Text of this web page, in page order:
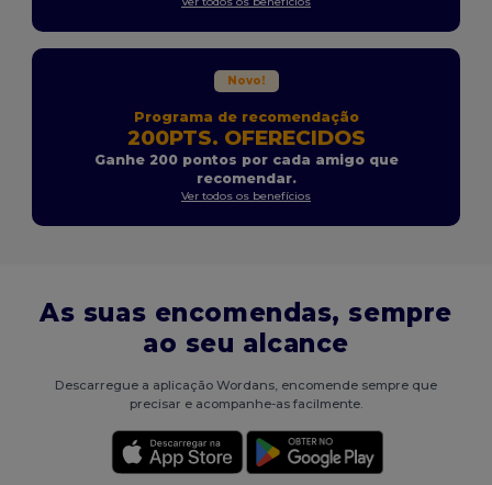
Novo!
Programa de recomendação
200PTS. OFERECIDOS
Ganhe 200 pontos por cada amigo que
recomendar.
Ver todos os benefícios
As suas encomendas, sempre
ao seu alcance
Descarregue a aplicação Wordans, encomende sempre que
precisar e acompanhe-as facilmente.